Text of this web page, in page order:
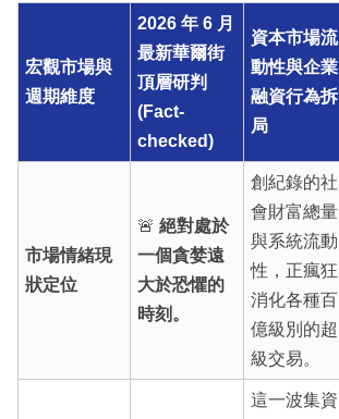
宏觀市場與
週期維度
2026 年 6 月
最新華爾街
頂層研判
(Fact-
checked)
資本市場流
動性與企業
融資行為拆
局
市場情緒現
狀定位
🚨 絕對處於
一個貪婪遠
大於恐懼的
時刻。
創紀錄的社
會財富總量
與系統流動
性，正瘋狂
消化各種百
億級別的超
級交易。
這一波集資